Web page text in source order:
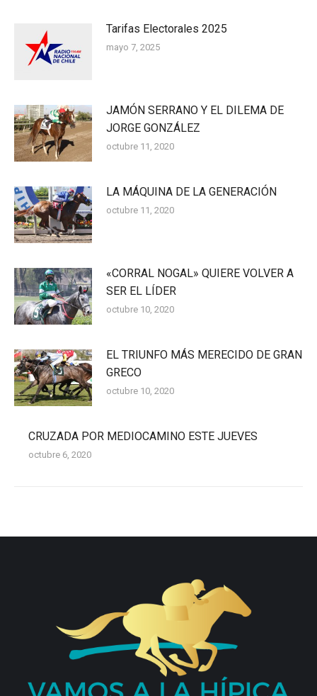
Tarifas Electorales 2025
mayo 7, 2025
JAMÓN SERRANO Y EL DILEMA DE
JORGE GONZÁLEZ
octubre 11, 2020
LA MÁQUINA DE LA GENERACIÓN
octubre 11, 2020
«CORRAL NOGAL» QUIERE VOLVER A
SER EL LÍDER
octubre 10, 2020
EL TRIUNFO MÁS MERECIDO DE GRAN
GRECO
octubre 10, 2020
CRUZADA POR MEDIOCAMINO ESTE JUEVES
octubre 6, 2020